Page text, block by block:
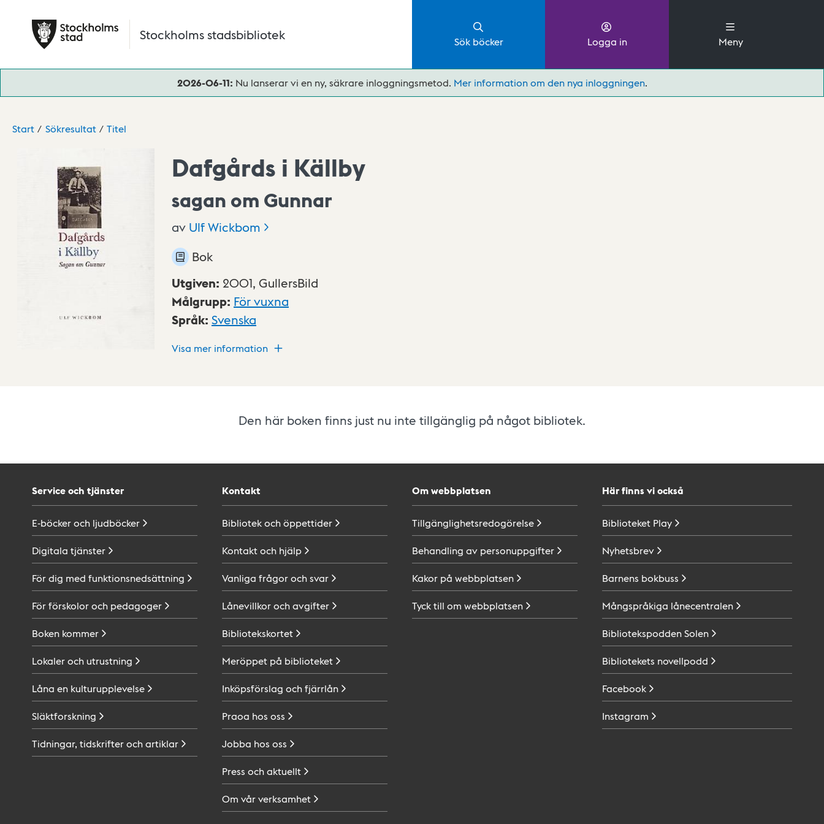
Stockholms stadsbibliotek Sök böcker Logga in Meny
2026-06-11: Nu lanserar vi en ny, säkrare inloggningsmetod. Mer information om den nya inloggningen.
Start Sökresultat Titel
Dafgårds i Källby
sagan om Gunnar
av UlfWickbom
Bok
Utgiven: 2001, GullersBild
Målgrupp: För vuxna
Språk: Svenska
Visa mer information
Den här boken finns just nu inte tillgänglig på något bibliotek.
Service och tjänster
E-böcker och ljudböcker
Digitala tjänster
För dig med funktionsnedsättning
För förskolor och pedagoger
Boken kommer
Lokaler och utrustning
Låna en kulturupplevelse
Släktforskning
Tidningar, tidskrifter ochartiklar
Kontakt
Bibliotek ochöppettider
Kontakt och hjälp
Vanliga frågor ochsvar
Lånevillkor ochavgifter
Bibliotekskortet
Meröppet på biblioteket
Inköpsförslag ochfjärrlån
Praoa hos oss
Jobba hos oss
Press ochaktuellt
Om vårverksamhet
Om webbplatsen
Tillgänglighetsredogörelse
Behandling av personuppgifter
Kakor på webbplatsen
Tyck till om webbplatsen
Här finns vi också
Biblioteket Play
Nyhetsbrev
Barnens bokbuss
Mångspråkiga lånecentralen
BibliotekspoddenSolen
Bibliotekets novellpodd
Facebook
Instagram